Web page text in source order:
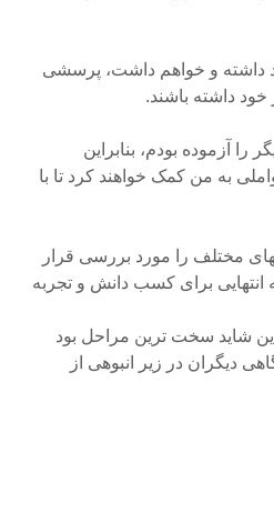
داشته و خواهم داشت، پرسشی
داشته باشند.
آزموده بودم، بنابراین
به من کمک خواهند کرد تا با
مختلف را مورد بررسی قرار
انتهایی برای کسب دانش و تجربه
شاید سخت ترین مراحل بود
دیگران در زیر انبوهی از